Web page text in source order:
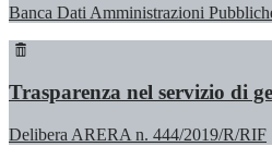
Banca Dati Amministrazioni
Trasparenza nel servizio di
Delibera ARERA n. 444/2019/R/RIF